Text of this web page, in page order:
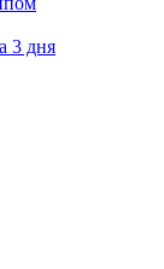
3 дня